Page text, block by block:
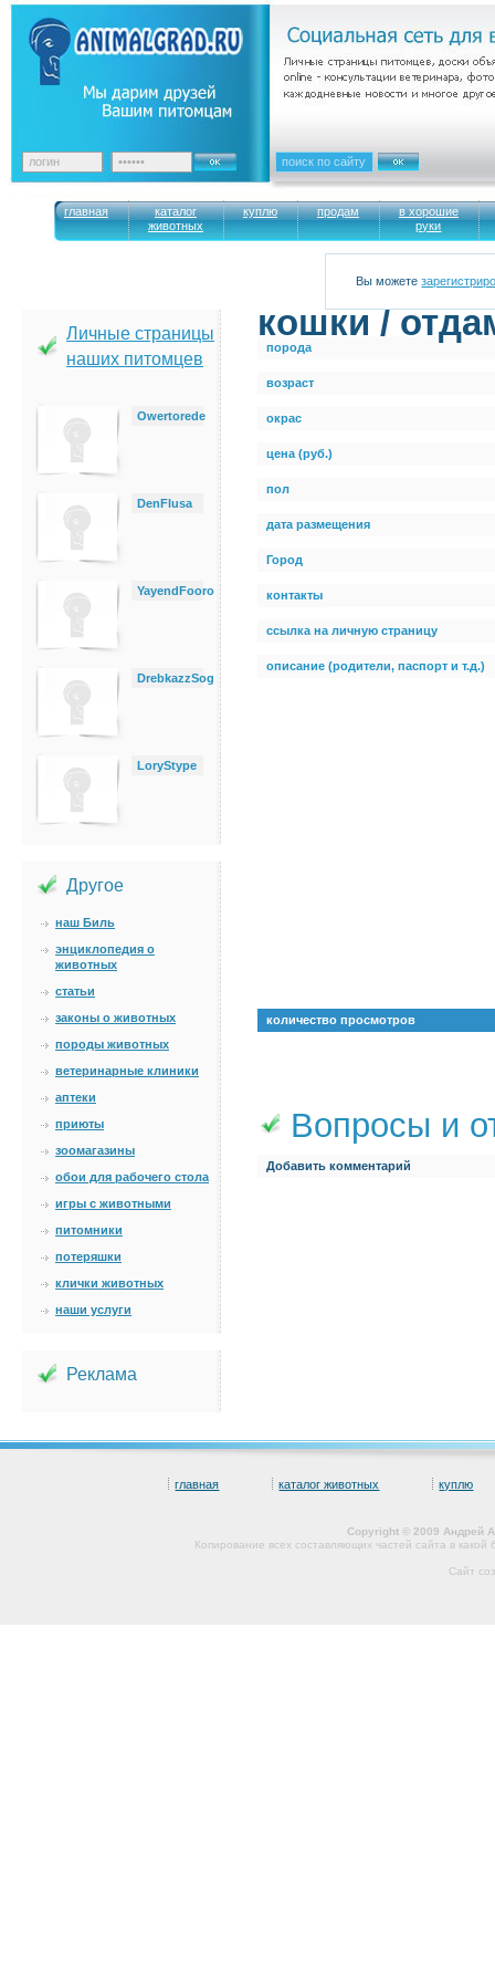
главная
каталог
животных
куплю продам
в хорошие
руки
Вы можете
Личные страницы
наших питомцев
Owertorede
DenFlusa
YayendFooro
DrebkazzSog
LoryStype
Другое
наш Биль
энциклопедия о
животных
статьи
законы о животных
породы животных
ветеринарные клиники
аптеки
приюты
зоомагазины
обои для рабочего стола
игры с животными
питомники
потеряшки
клички животных
наши услуги
Реклама
кошки /
порода
возраст
окрас
цена (руб.)
пол
дата размещения
Город
контакты
ссылка на личную страницу
описание (родители, паспорт и т.д.)
количество просмотров
Вопросы и
Добавить комментарий
главная каталог животных куплю
Copyright © 2009 Андрей
Копирование всех составляющих частей сайта в
Сайт